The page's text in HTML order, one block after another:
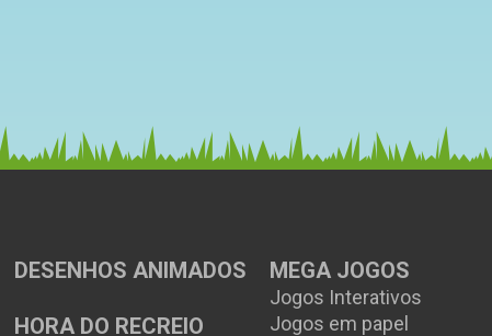
DESENHOS ANIMADOS
HORA DO RECREIO
MEGA JOGOS
Jogos Interativos
Jogos em papel